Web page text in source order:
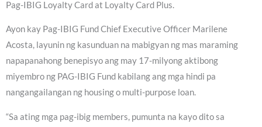
Pag-IBIG Loyalty Card at Loyalty Card Plus.
Ayon kay Pag-IBIG Fund Chief Executive Officer Marilene
Acosta, layunin ng kasunduan na mabigyan ng mas maraming
napapanahong benepisyo ang may 17-milyong aktibong
miyembro ng PAG-IBIG Fund kabilang ang mga hindi pa
nangangailangan ng housing o multi-purpose loan.
“Sa ating mga pag-ibig members, pumunta na kayo dito sa